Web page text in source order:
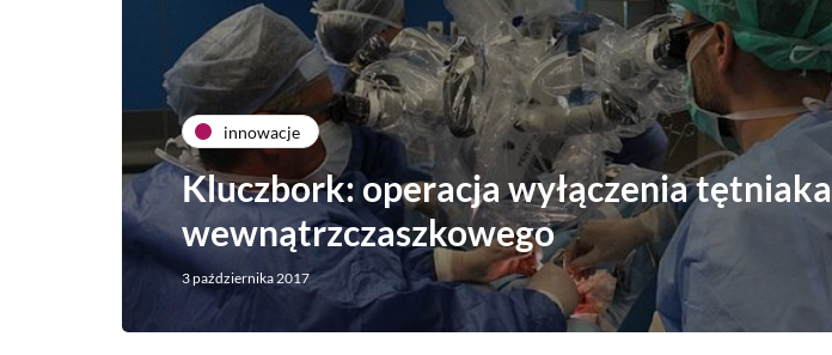
innowacje
Kluczbork: operacja wyłączenia tętniaka
wewnątrzczaszkowego
3 października 2017